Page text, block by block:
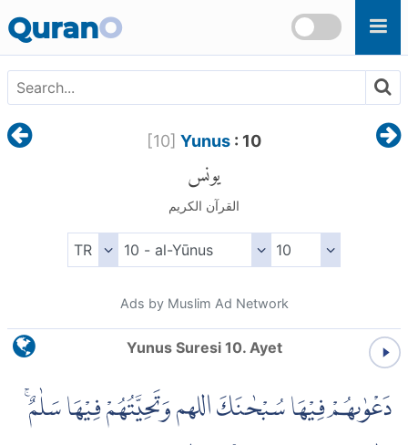
QuranO
[10] Yunus: 10
يونس
القرآن الكريم
Ads by Muslim Ad Network
Yunus Suresi 10. Ayet
دَعْوٰىهُمْ فِيْهَا سُبْحٰنَكَ اللهم وَتَحِيَّتُهُمْ فِيْهَا سَلٰمٌۚ